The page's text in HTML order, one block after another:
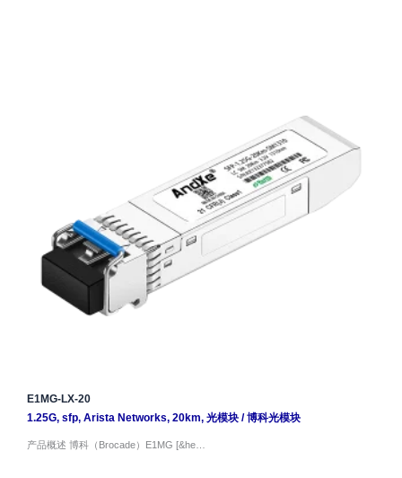
E1MG-LX-20
1.25G, sfp, Arista Networks, 20km, 光模块/博科光模块
产品概述 博科（Brocade）E1MG [&he…